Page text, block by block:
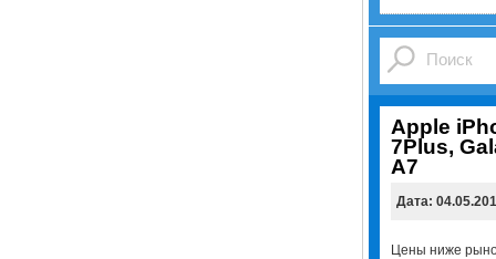
Apple
7Plus,
A7
Дата:
Цены ниже